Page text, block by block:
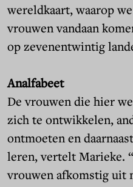
wereldkaart, waarop
vrouwen vandaan
op zevenentwintig
Analfabeet
De vrouwen die hier
zich te ontwikkelen,
ontmoeten en
leren, vertelt Marieke.
vrouwen afkomstig uit